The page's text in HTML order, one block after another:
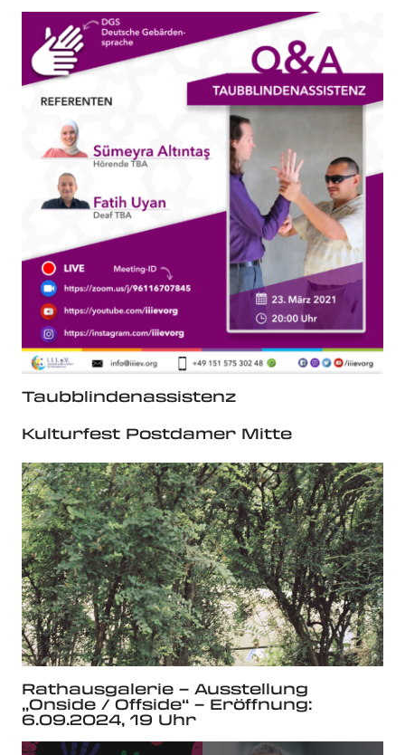
Taubblindenassistenz
Kulturfest Postdamer Mitte
Rathausgalerie – Ausstellung
„Onside / Offside“ – Eröffnung:
6.09.2024, 19 Uhr